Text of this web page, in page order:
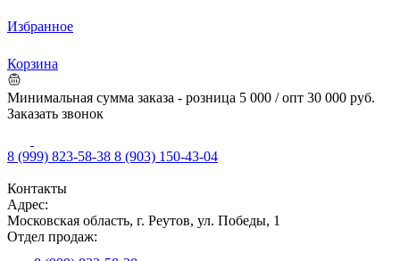
Избранное
Корзина
Минимальная сумма заказа - розница 5 000 / опт 30 000 руб.
Заказать звонок
8 (999) 823-58-38 8 (903) 150-43-04
Контакты
Адрес:
Московская область, г. Реутов, ул. Победы, 1
Отдел продаж: